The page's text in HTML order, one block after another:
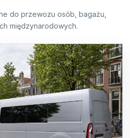
do przewozu osób, bagażu,
międzynarodowych.